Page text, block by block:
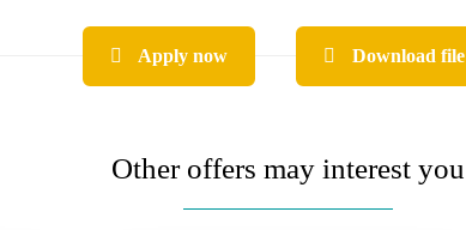
Apply now Download file
Other offers may interest you